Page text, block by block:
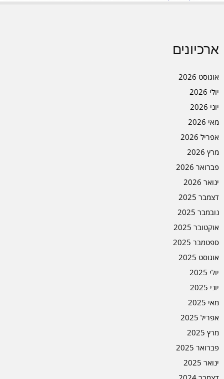
ארכיונים
אוגוסט 2026
יולי 2026
יוני 2026
מאי 2026
אפריל 2026
מרץ 2026
פברואר 2026
ינואר 2026
דצמבר 2025
נובמבר 2025
אוקטובר 2025
ספטמבר 2025
אוגוסט 2025
יולי 2025
יוני 2025
מאי 2025
אפריל 2025
מרץ 2025
פברואר 2025
ינואר 2025